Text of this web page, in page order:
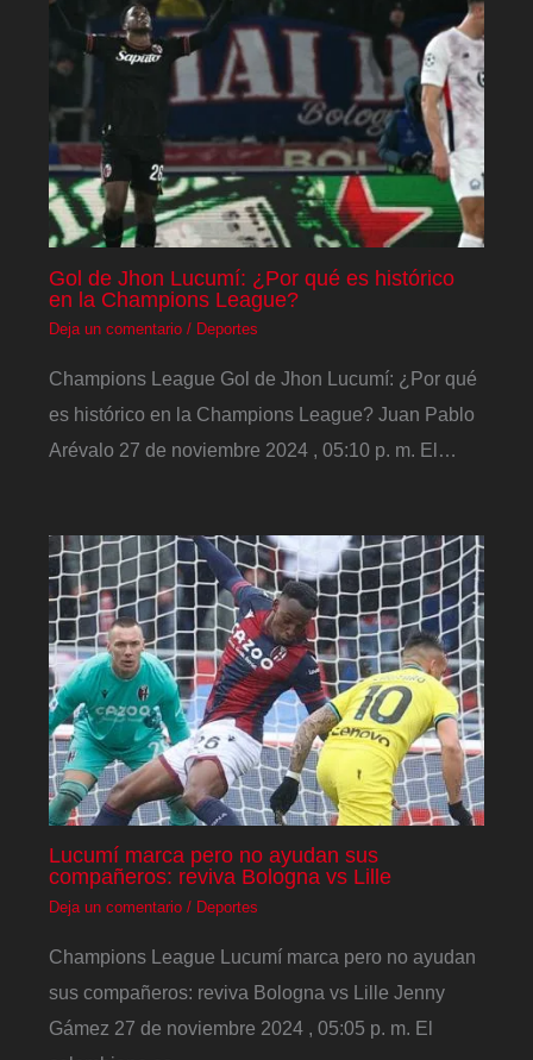
Gol de Jhon Lucumí: ¿Por qué es histórico
en la Champions League?
Deja un comentario / Deportes
Champions League Gol de Jhon Lucumí: ¿Por qué
es histórico en la Champions League? Juan Pablo
Arévalo 27 de noviembre 2024 , 05:10 p. m. El…
Lucumí marca pero no ayudan sus
compañeros: reviva Bologna vs Lille
Deja un comentario / Deportes
Champions League Lucumí marca pero no ayudan
sus compañeros: reviva Bologna vs Lille Jenny
Gámez 27 de noviembre 2024 , 05:05 p. m. El